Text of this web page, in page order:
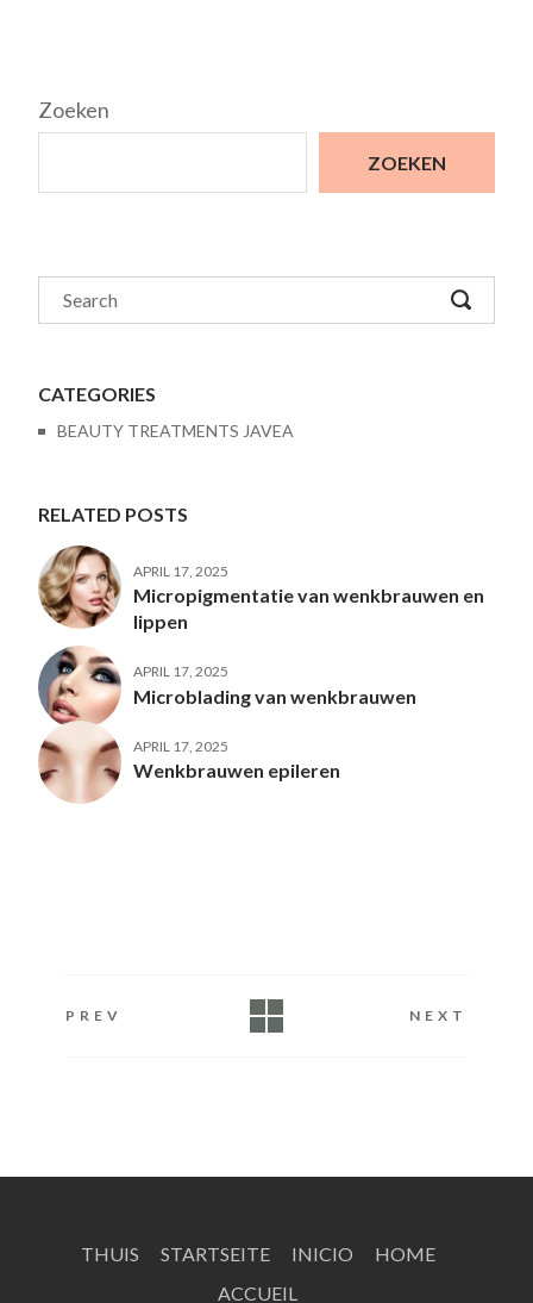
Zoeken
ZOEKEN
CATEGORIES
BEAUTY TREATMENTS JAVEA
RELATED POSTS
APRIL 17, 2025
Micropigmentatie van wenkbrauwen en
lippen
APRIL 17, 2025
Microblading van wenkbrauwen
APRIL 17, 2025
Wenkbrauwen epileren
PREV NEXT
THUIS STARTSEITE INICIO
HOME
ACCUEIL